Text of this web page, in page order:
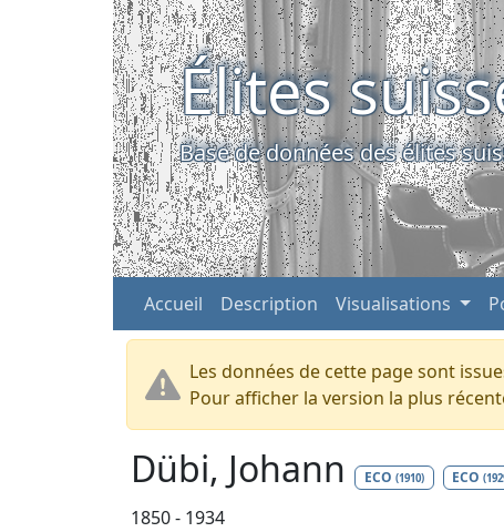
Élites
Base de données des élites
Accueil Description Visualisations
Les données de cette page sont
Pour afficher la version la plus
Dübi, Johann ECO (1910) ECO
1850 - 1934